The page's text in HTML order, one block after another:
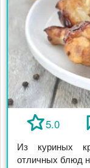
5.0
Из куриных
отличных блюд